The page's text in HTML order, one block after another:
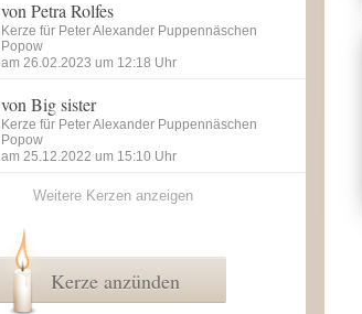
von Petra Rolfes
Kerze für Peter Alexander Puppennäschen
Popow
am 26.02.2023 um 12:18 Uhr
von Big sister
Kerze für Peter Alexander Puppennäschen
Popow
am 25.12.2022 um 15:10 Uhr
Weitere Kerzen anzeigen
Kerze anzünden